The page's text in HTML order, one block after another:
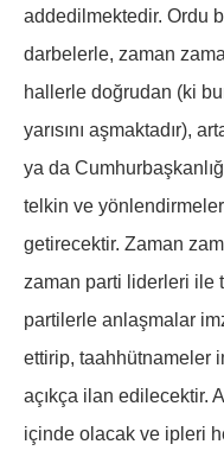
addedilmektedir. Ordu
darbelerle, zaman
hallerle doğrudan (ki
yarısını aşmaktadır),
ya da
telkin ve
getirecektir. Zaman
zaman parti liderleri ile
partilerle anlaşmalar
ettirip, taahhütnameler
açıkça ilan edilecektir.
içinde olacak ve ipleri